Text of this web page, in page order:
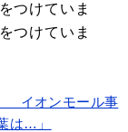
つけていま
つけていま
イオンモール事
は…」